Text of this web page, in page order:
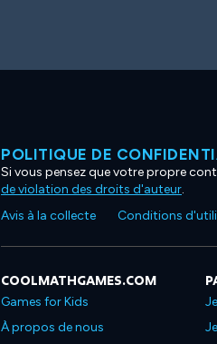
POLITIQUE DE
Si vous pensez que votre propre
de violation des droits d'auteur.
Avis à la collecte
Conditions
COOLMATHGAMES.COM
Games for Kids
À propos de nous